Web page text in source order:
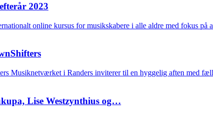
2023
online kursus for musikskabere i alle aldre med fokus
Musiknetværket i Randers inviterer til en hyggelig aften med
Lise Westzynthius og…